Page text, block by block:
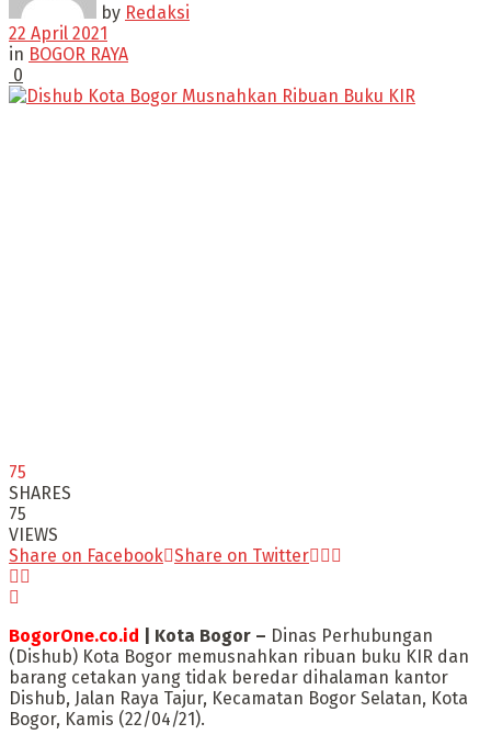
by Redaksi
22 April 2021
in BOGOR RAYA
0
75
SHARES
75
VIEWS
Share on Facebook Share on Twitter
BogorOne.co.id | Kota Bogor – Dinas Perhubungan
(Dishub) Kota Bogor memusnahkan ribuan buku KIR dan
barang cetakan yang tidak beredar dihalaman kantor
Dishub, Jalan Raya Tajur, Kecamatan Bogor Selatan, Kota
Bogor, Kamis (22/04/21).